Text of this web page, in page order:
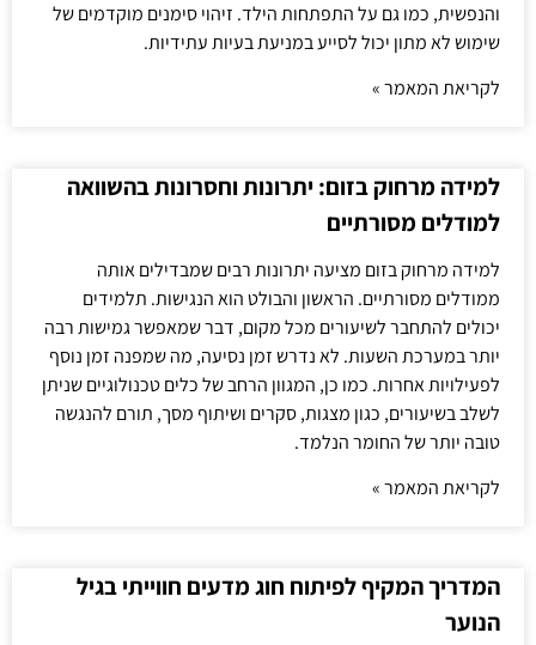
והנפשית, כמו גם על התפתחות הילד. זיהוי סימנים מוקדמים של
שימוש לא מתון יכול לסייע במניעת בעיות עתידיות.
לקריאת המאמר »
למידה מרחוק בזום: יתרונות וחסרונות בהשוואה
למודלים מסורתיים
למידה מרחוק בזום מציעה יתרונות רבים שמבדילים אותה
ממודלים מסורתיים. הראשון והבולט הוא הנגישות. תלמידים
יכולים להתחבר לשיעורים מכל מקום, דבר שמאפשר גמישות רבה
יותר במערכת השעות. לא נדרש זמן נסיעה, מה שמפנה זמן נוסף
לפעילויות אחרות. כמו כן, המגוון הרחב של כלים טכנולוגיים שניתן
לשלב בשיעורים, כגון מצגות, סקרים ושיתוף מסך, תורם להנגשה
טובה יותר של החומר הנלמד.
לקריאת המאמר »
המדריך המקיף לפיתוח חוג מדעים חווייתי בגיל
הנוער